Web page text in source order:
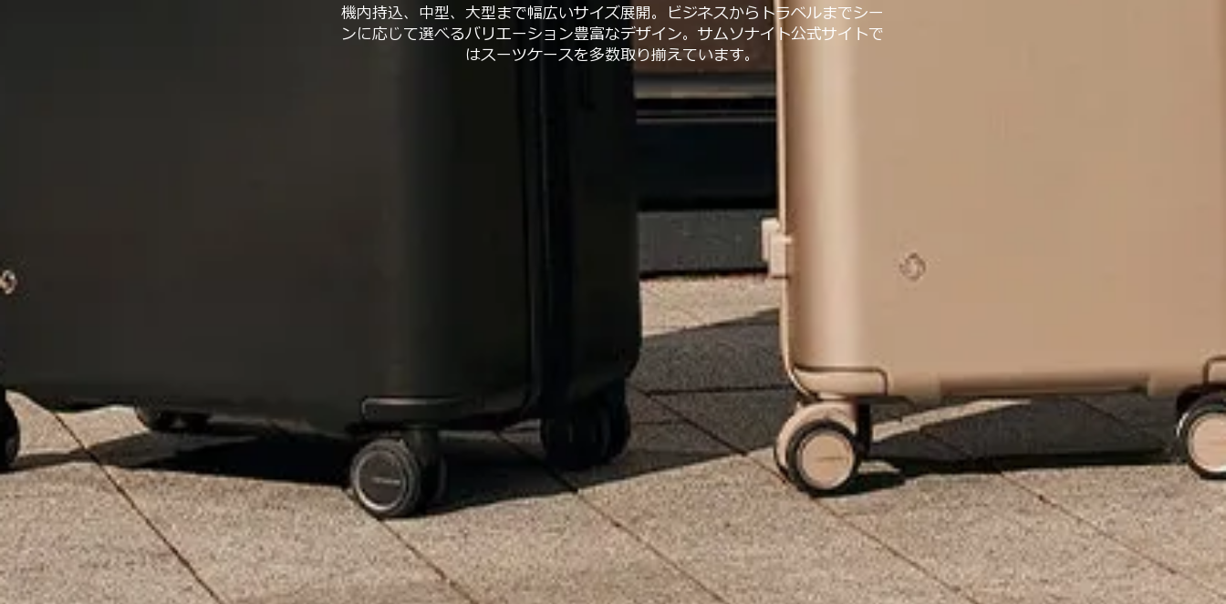
機内持込、中型、大型まで幅広いサイズ展開。ビジネスからトラベルまでシー
ンに応じて選べるバリエーション豊富なデザイン。サムソナイト公式サイトで
はスーツケースを多数取り揃えています。